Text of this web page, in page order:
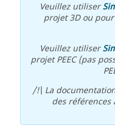
Veuillez utiliser
projet 3D ou pour
Veuillez utiliser
projet PEEC (pas
/!\ La
des références